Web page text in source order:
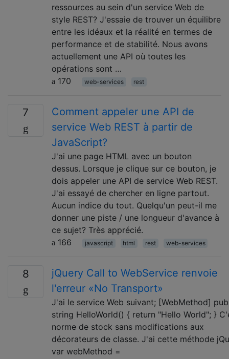
ressources au sein d'un service Web de
style REST? J'essaie de trouver un équilibre
entre les idéaux et la réalité en termes de
performance et de stabilité. Nous avons
actuellement une API où toutes les
opérations sont …
170
web-services rest
7
Comment appeler une API de
service Web REST à partir de
JavaScript?
J'ai une page HTML avec un bouton
dessus. Lorsque je clique sur ce bouton, je
dois appeler une API de service Web REST.
J'ai essayé de chercher en ligne partout.
Aucun indice du tout. Quelqu'un peut-il me
donner une piste / une longueur d'avance à
ce sujet? Très apprécié.
166
javascript html rest web-services
8
jQuery Call to WebService renvoie
l'erreur «No Transport»
J'ai le service Web suivant; [WebMethod]
string HelloWorld() { return "Hello World"; }
norme de stock sans modifications aux
décorateurs de classe. J'ai cette méthode
var webMethod =